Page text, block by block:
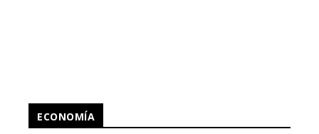
ECONOMÍA